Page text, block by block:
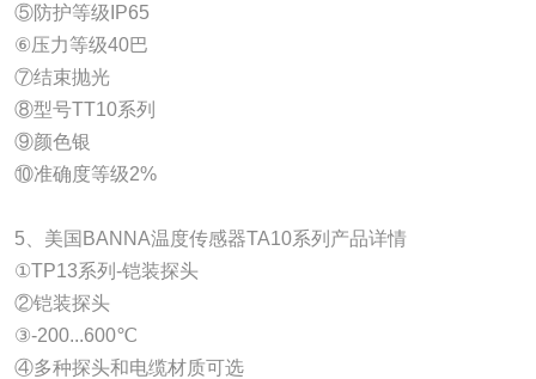
⑤防护等级IP65
⑥压力等级40巴
⑦结束抛光
⑧型号TT10系列
⑨颜色银
⑩准确度等级2%
5、美国BANNA温度传感器TA10系列产品详情
①TP13系列-铠装探头
②铠装探头
③-200...600℃
④多种探头和电缆材质可选